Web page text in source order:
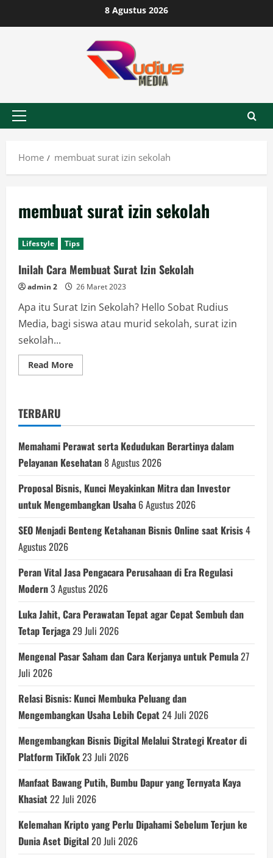
to
8 Agustus 2026
Primary
Home
membuat surat izin sekolah
membuat surat izin sekolah
Lifestyle Tips
Inilah Cara Membuat Surat Izin Sekolah
admin 2 26 Maret 2023
Apa itu Surat Izin Sekolah? Hello Sobat Rudius
Media, bagi siswa atau murid sekolah, surat izin
sekolah...
Read MoreRead
more
Izin
TERBARU
Memahami Perawat serta Kedudukan Berartinya dalam
Pelayanan Kesehatan8 Agustus 2026
Proposal Bisnis, Kunci Meyakinkan Mitra dan Investor
untuk Mengembangkan Usaha 6 Agustus 2026
SEO Menjadi Benteng Ketahanan Bisnis Online saat Krisis4
Agustus 2026
Peran Vital Jasa Pengacara Perusahaan di Era Regulasi
Modern3 Agustus 2026
Luka Jahit, Cara Perawatan Tepat agar Cepat Sembuh dan
Tetap Terjaga29 Juli 2026
Mengenal Pasar Saham dan Cara Kerjanya untuk Pemula27
Juli 2026
Relasi Bisnis: Kunci Membuka Peluang dan
Mengembangkan Usaha Lebih Cepat24 Juli 2026
Mengembangkan Bisnis Digital Melalui Strategi Kreator di
Platform TikTok23 Juli 2026
Manfaat Bawang Putih, Bumbu Dapur yang Ternyata Kaya
Khasiat22 Juli 2026
Kelemahan Kripto yang Perlu Dipahami Sebelum Terjun ke
Dunia Aset Digital20 Juli 2026